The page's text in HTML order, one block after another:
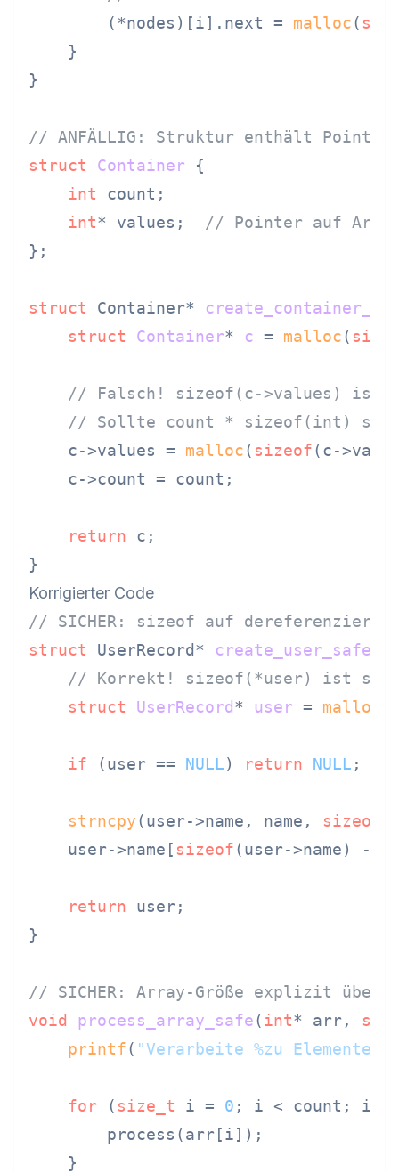
        (*nodes)[i].next =
malloc(
    }
}
// ANFÄLLIG: Struktur enthält Pointer
struct
Container {
int count;
int* values; // Pointer auf
};
struct Container*
struct
Container* c = malloc(
// Falsch! sizeof(c->values) ist
// Sollte count * sizeof(int)
    c->values =
malloc( sizeof(c-
    c->count = count;
return c;
Korrigierter Code
// SICHER: sizeof auf
struct UserRecord* create_user_safe
// Korrekt! sizeof(*user) ist
struct
UserRecord* user = malloc
if (user == NULL) return NULL ;
strncpy(user->name, name, sizeof
    user->name[
sizeof(user->name) -
return user;
}
// SICHER: Array-Größe explizit
void
process_array_safe(int* arr,
printf( "Verarbeite %zu
for ( size_t i = 0 ; i < count;
        process(arr[i]);
    }